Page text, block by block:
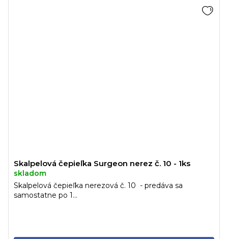
Skalpelová čepieľka Surgeon nerez č. 10 - 1ks
skladom
Skalpelová čepieľka nerezová č. 10 - predáva sa
samostatne po 1...